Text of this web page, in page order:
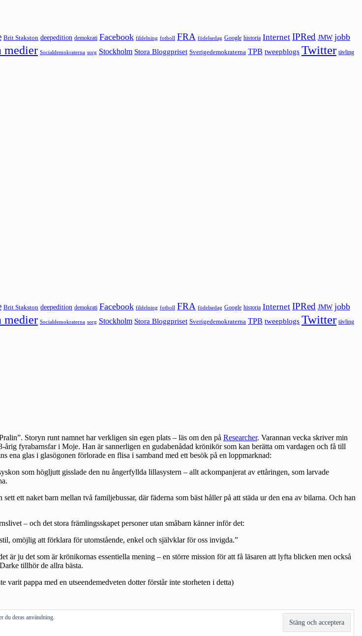
Brit Stakston deepedition demokrati Facebook fildelning fotboll FRA födelsedag Google historia Internet IPRed JMW jobb
medier Socialdemokraterna sorg Stockholm Stora Bloggpriset Sverigedemokraterna TPB tweepblogs Twitter tävling
Brit Stakston deepedition demokrati Facebook fildelning fotboll FRA födelsedag Google historia Internet IPRed JMW jobb
medier Socialdemokraterna sorg Stockholm Stora Bloggpriset Sverigedemokraterna TPB tweepblogs Twitter tävling
Storyn runt namnet har verkligen sin egen plats – läs om den på Researcher. Varannan vecka skriver min
fyrabarnsfar i Moje. Han är sannerligen en gudabenådad krönikör som kan berätta om vardagen och få till
ena glas i glasögonen förlorade en flisa i samband med ett besök på en loppmarknad:
som högljutt gisslade den nu ångerfyllda lillasystern – allt ackompanjerat av ettåringen, som larvade
ett naket barn mellan två familjebussar, där fäderna som bäst håller på att städa ur den ena av bilarna. Och han
– och det stora främlingsskapet personer utan småbarn känner inför det:
omöjlig att förklara för utomstående, enkel och självklar för oss invigda.”
ju det som är krönikornas essentiella mening – en större mission för att få läsaren att lyfta blicken men också
tillhör de allra bästa.
varit pappa med en utseendemedveten dotter förstår inte storheten i detta)
du deras användning.